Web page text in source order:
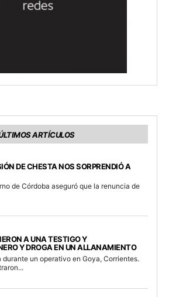
ARTÍCULOS
DE CHESTA NOS SORPRENDIÓ A
de Córdoba aseguró que la renuncia de
A UNA TESTIGO Y
Y DROGA EN UN ALLANAMIENTO
durante un operativo en Goya, Corrientes.